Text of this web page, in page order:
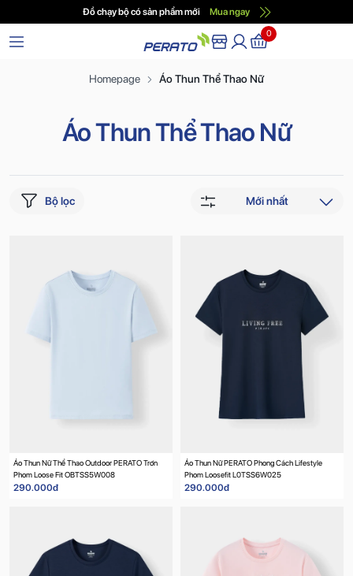
Đồ chạy bộ có sản phẩm mới Mua ngay
0
Homepage Áo Thun Thể Thao Nữ
Áo Thun Thể Thao Nữ
Bộ lọc Mới nhất
Áo Thun Nữ Thể Thao Outdoor PERATO Trơn
Phom Loose Fit OBTSS5W008
290.000đ
Áo Thun Nữ PERATO Phong Cách Lifestyle
Phom Loosefit L0TSS6W025
290.000đ